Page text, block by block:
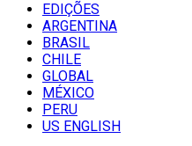
EDIÇÕES
ARGENTINA
BRASIL
CHILE
GLOBAL
MÉXICO
PERU
US ENGLISH